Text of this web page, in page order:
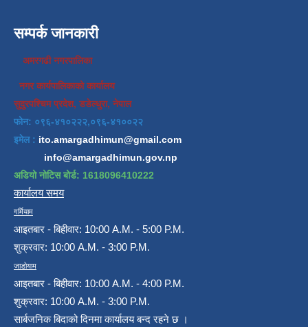
सम्पर्क जानकारी
अमरगढी नगरपालिका
नगर कार्यपालिकाको कार्यालय
सुदुरपश्चिम प्रदेश, डडेल्धुरा, नेपाल
फोन: ०९६-४१०२२२,०९६-४१००२२
इमेल : ito.amargadhimun@gmail.com
info@amargadhimun.gov.np
अडियो नोटिस बोर्ड: 1618096410222
कार्यालय समय
गर्मियाम
आइतबार - बिहीवार: 10:00 A.M. - 5:00 P.M.
शुक्रवार: 10:00 A.M. - 3:00 P.M.
जाडोयाम
आइतबार - बिहीवार: 10:00 A.M. - 4:00 P.M.
शुक्रवार: 10:00 A.M. - 3:00 P.M.
सार्बजनिक बिदाको दिनमा कार्यालय बन्द रहने छ ।